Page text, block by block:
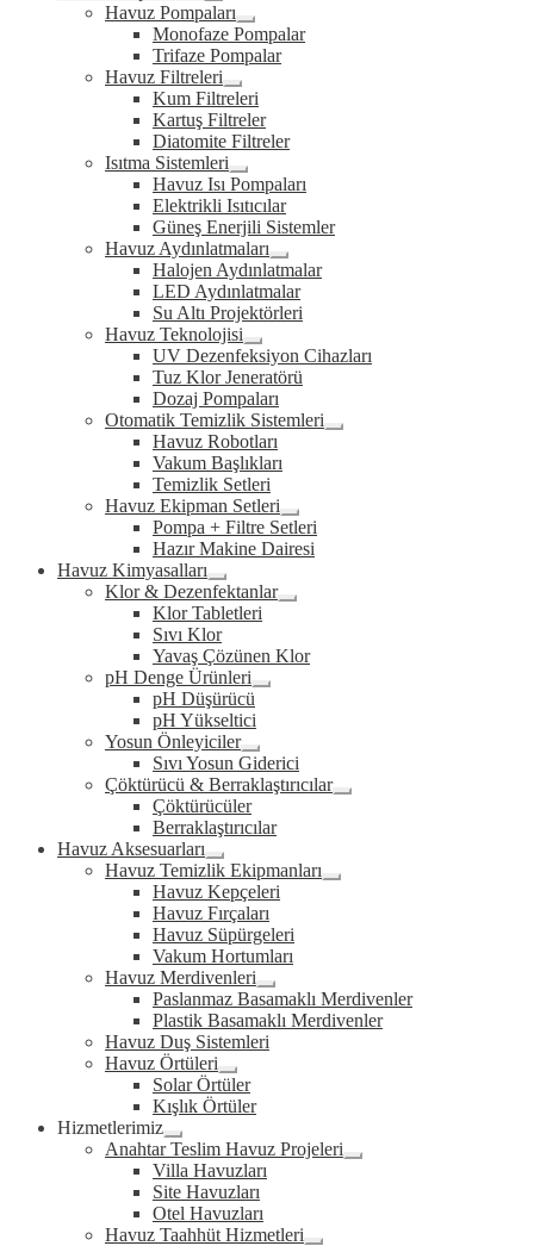
Expand
child
menu
Havuz Pompaları
Expand
child
menu
Monofaze Pompalar
Trifaze Pompalar
Havuz Filtreleri
Expand
child
menu
Kum Filtreleri
Kartuş Filtreler
Diatomite Filtreler
Isıtma Sistemleri
Expand
child
menu
Havuz Isı Pompaları
Elektrikli Isıtıcılar
Güneş Enerjili Sistemler
Havuz Aydınlatmaları
Expand
child
menu
Halojen Aydınlatmalar
LED Aydınlatmalar
Su Altı Projektörleri
Havuz Teknolojisi
Expand
child
menu
UV Dezenfeksiyon Cihazları
Tuz Klor Jeneratörü
Dozaj Pompaları
Otomatik Temizlik Sistemleri
Expand
Havuz Robotları
Vakum Başlıkları
Temizlik Setleri
Havuz Ekipman Setleri
Expand
child
menu
Pompa + Filtre Setleri
Hazır Makine Dairesi
Havuz Kimyasalları
Expand
child
menu
Klor & Dezenfektanlar
Expand
Klor Tabletleri
Sıvı Klor
Yavaş Çözünen Klor
pH Denge Ürünleri
Expand
pH Düşürücü
pH Yükseltici
Yosun Önleyiciler
Expand
child
menu
Sıvı Yosun Giderici
Çöktürücü & Berraklaştırıcılar
Expand
Çöktürücüler
Berraklaştırıcılar
Havuz Aksesuarları
Expand
child
menu
Havuz Temizlik Ekipmanları
Expand
Havuz Kepçeleri
Havuz Fırçaları
Havuz Süpürgeleri
Vakum Hortumları
Havuz Merdivenleri
Expand
child
menu
Paslanmaz Basamaklı Merdivenler
Plastik Basamaklı Merdivenler
Havuz Duş Sistemleri
Havuz Örtüleri
Expand
child
menu
Solar Örtüler
Kışlık Örtüler
Hizmetlerimiz
Expand
child
menu
Anahtar Teslim Havuz Projeleri
Expand
Villa Havuzları
Site Havuzları
Otel Havuzları
Havuz Taahhüt Hizmetleri